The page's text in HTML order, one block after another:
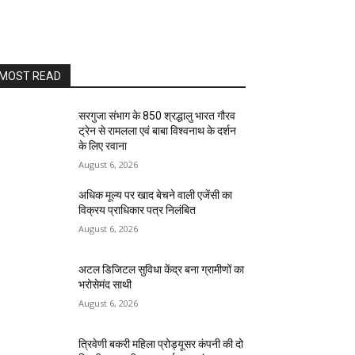
READ
सरगुजा संभाग के 850 श्रद्धालु भारत गौरव
ट्रेन से रामलला एवं बाबा विश्वनाथ के दर्शन
के लिए रवाना
August 6, 2026
अधिक मूल्य पर खाद बेचने वाली एजेंसी का
विक्रय प्राधिकार पत्र निलंबित
August 6, 2026
अटल डिजिटल सुविधा केंद्र बना ग्रामीणों का
भरोसेमंद साथी
August 6, 2026
त्रिवेणी बकरी महिला प्रोड्यूसर कंपनी की दो